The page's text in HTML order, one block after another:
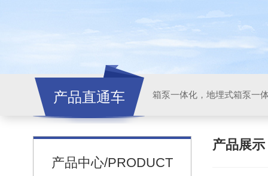
产品直通车
产品中心/PRODUCT
产品展示